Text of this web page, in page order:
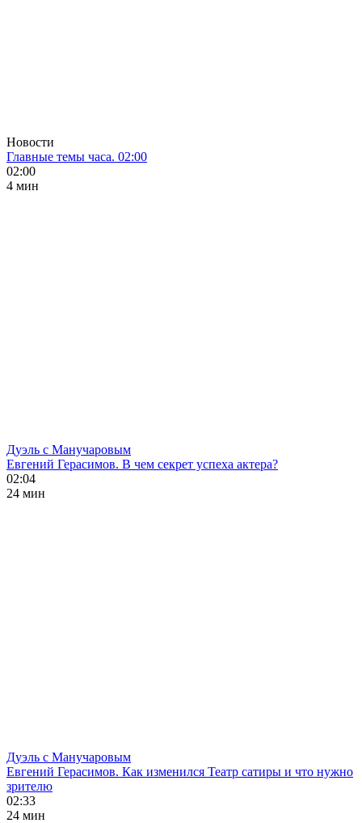
Новости
Главные темы часа. 02:00
02:00
4 мин
Дуэль с Манучаровым
Евгений Герасимов. В чем секрет успеха актера?
02:04
24 мин
Дуэль с Манучаровым
Евгений Герасимов. Как изменился Театр сатиры и что нужно
зрителю
02:33
24 мин